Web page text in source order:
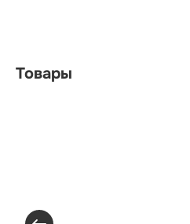
Товары